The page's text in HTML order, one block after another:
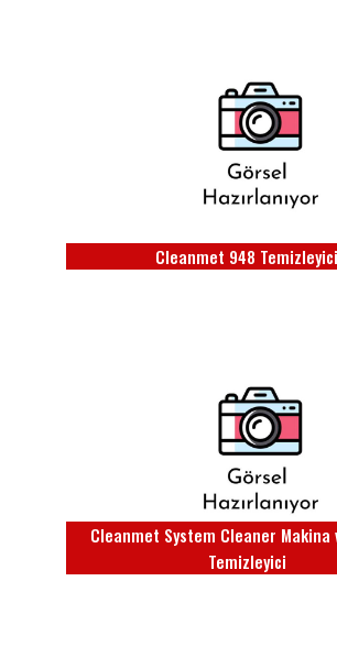
Cleanmet 948 Temizleyici
Cleanmet System Cleaner Makina
Temizleyici